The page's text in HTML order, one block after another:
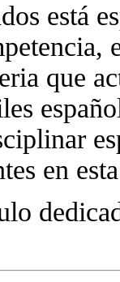
está
que
en